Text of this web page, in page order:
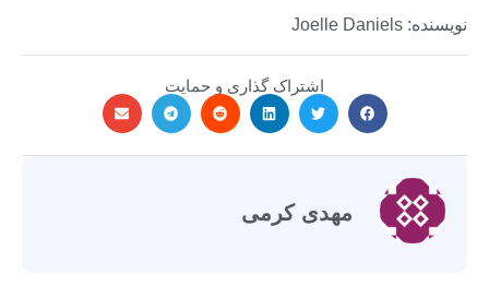
نویسنده: Joelle Daniels
اشتراک گذاری و حمایت
مهدی کرمی